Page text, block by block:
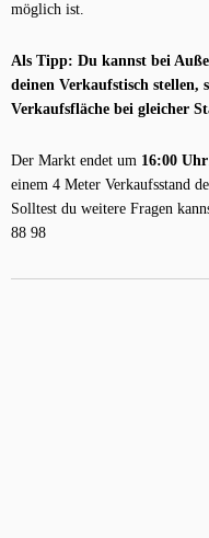
möglich ist.
Als Tipp: Du kannst bei
deinen Verkaufstisch stellen,
Verkaufsfläche bei gleicher
Der Markt endet um 16:00 Uhr
einem 4 Meter Verkaufsstand
Solltest du weitere Fragen
88 98